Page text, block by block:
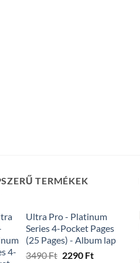
TERMÉKEK
Ultra Pro - Platinum
Series 4-Pocket Pages
(25 Pages) - Album lap
3490Ft Original
2290 FtCurrent